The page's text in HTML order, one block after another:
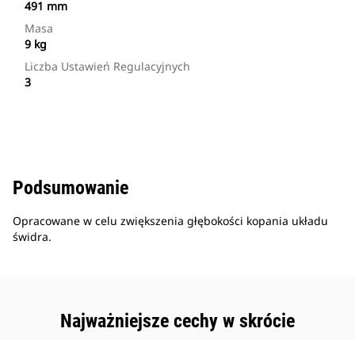
491 mm
Masa
9 kg
Liczba Ustawień Regulacyjnych
3
Podsumowanie
Opracowane w celu zwiększenia głębokości kopania układu
świdra.
Najważniejsze cechy w skrócie